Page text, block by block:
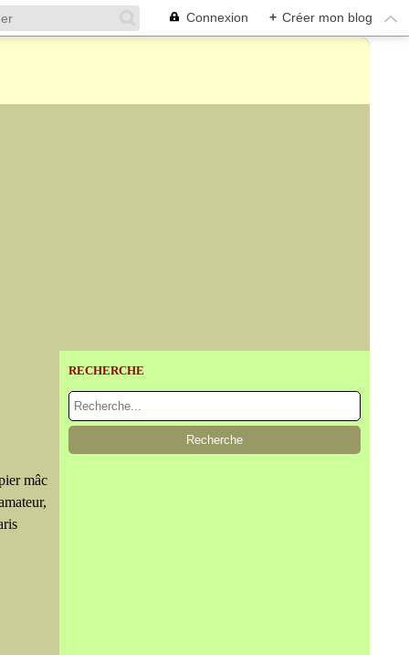
Connexion + Créer mon blog
mâc
RECHERCHE